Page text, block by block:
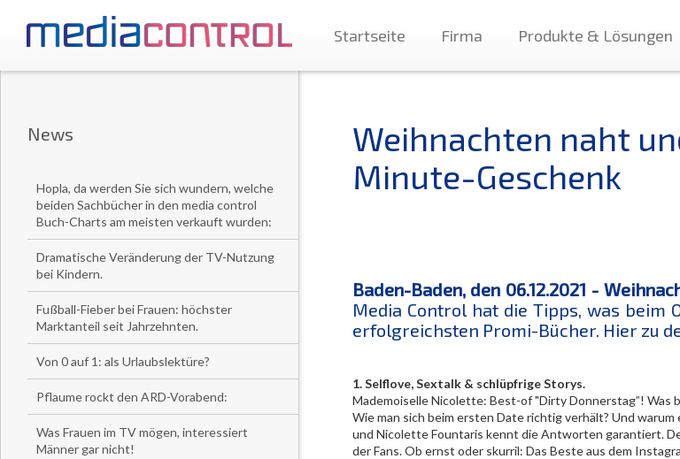
Startseite Firma Produkte & Lösungen
News
Hopla, da werden Sie sich wundern, welche
beiden Sachbücher in den media control
Buch-Charts am meisten verkauft wurden:
Dramatische Veränderung der TV-Nutzung
bei Kindern.
Fußball-Fieber bei Frauen: höchster
Marktanteil seit Jahrzehnten.
Von 0 auf 1: als Urlaubslektüre?
Pflaume rockt den ARD-Vorabend:
Was Frauen im TV mögen, interessiert
Männer gar nicht!
Weihnachten naht
Minute-Geschenk
Baden-Baden, den 06.12.2021 -
Media Control hat die Tipps, was
erfolgreichsten Promi-Bücher. Hier zu
1. Selflove, Sextalk & schlüpfrige Storys.
Mademoiselle Nicolette: Best-of "Dirty Donnerstag”! Was
Wie man sich beim ersten Date richtig verhält? Und
und Nicolette Fountaris kennt die Antworten garantiert.
der Fans. Ob ernst oder skurril: Das Beste aus dem